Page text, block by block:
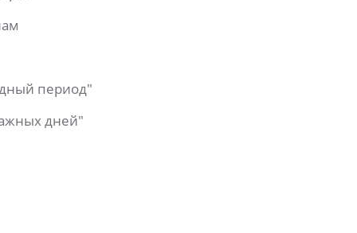
период"
дней"